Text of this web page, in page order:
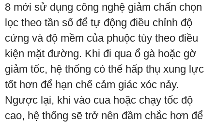
8 mới sử dụng công nghệ giảm chấn chọn
lọc theo tần số để tự động điều chỉnh độ
cứng và độ mềm của phuộc tùy theo điều
kiện mặt đường. Khi đi qua ổ gà hoặc gờ
giảm tốc, hệ thống có thể hấp thụ xung lực
tốt hơn để hạn chế cảm giác xóc nảy.
Ngược lại, khi vào cua hoặc chạy tốc độ
cao, hệ thống sẽ trở nên đầm chắc hơn để